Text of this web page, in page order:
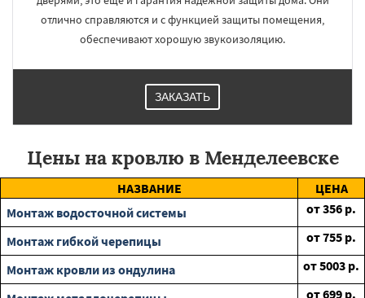
отлично справляются и с функцией защиты помещения,
обеспечивают хорошую звукоизоляцию.
ЗАКАЗАТЬ
Цены на кровлю в Менделеевске
НАЗВАНИЕ
ЦЕНА
Монтаж водосточной системы
от356 р.
Монтаж гибкой черепицы
от755 р.
Монтаж кровли из ондулина
от5003 р.
от699 р.